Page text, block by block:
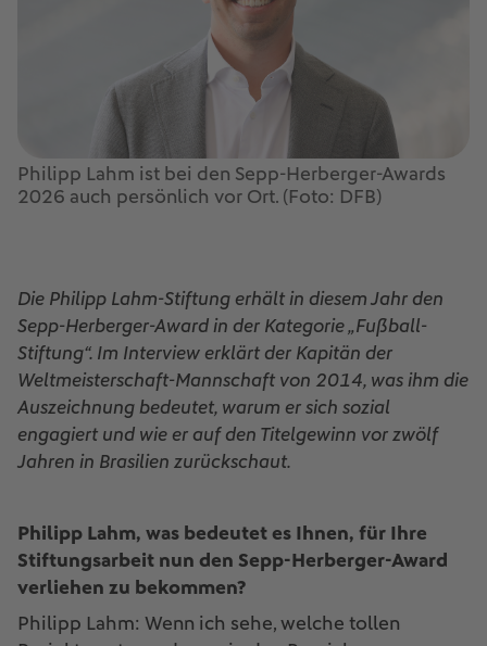
Philipp Lahm ist bei den Sepp-Herberger-Awards
2026 auch persönlich vor Ort. (Foto: DFB)
Die Philipp Lahm-Stiftung erhält in diesem Jahr den
Sepp-Herberger-Award in der Kategorie „Fußball-
Stiftung“. Im Interview erklärt der Kapitän der
Weltmeisterschaft-Mannschaft von 2014, was ihm die
Auszeichnung bedeutet, warum er sich sozial
engagiert und wie er auf den Titelgewinn vor zwölf
Jahren in Brasilien zurückschaut.
Philipp Lahm, was bedeutet es Ihnen, für Ihre
Stiftungsarbeit nun den Sepp-Herberger-Award
verliehen zu bekommen?
Philipp Lahm: Wenn ich sehe, welche tollen